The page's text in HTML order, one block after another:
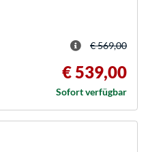
€ 569,00
€ 539,00
Sofort verfügbar